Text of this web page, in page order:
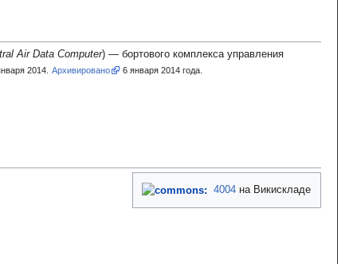
Air Data Computer) — бортового комплекса управления
2014. Архивировано 6 января 2014 года.
4004 на Викискладе